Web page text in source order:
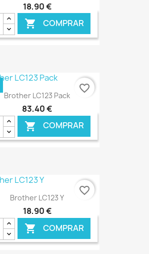
18,90 €
 COMPRAR
€ ONLINE
Brother LC123 Pack
83,40 €
 COMPRAR
€ ONLINE
favorite_border
Brother LC123 Y
18,90 €
 COMPRAR
favorite_border